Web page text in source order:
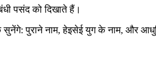
पसंद को दिखाते हैं।
सुनेंगे: पुराने नाम, हेइसेई युग के नाम,